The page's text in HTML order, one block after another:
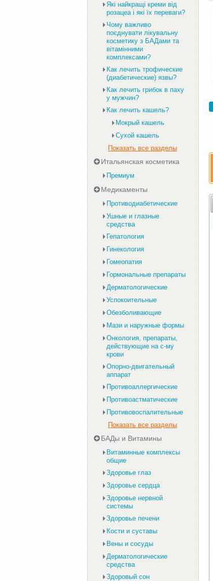
Які найкращі креми від
розацеа і які їх переваги?
Чому важливо
поєднувати лікувальну
косметику з БАДами та
вітамінними
комплексами?
Как лечить трофические
(диабетические) язвы?
Как лечить грибок в паху
у мужчин?
Как лечить кашель?
Мокрый кашель
Сухой кашель
Показать все разделы
Итальянская косметика
Премиум
Медикаменты
Противодиабетические
Ушные и глазные
средства
Гепатология
Гинекология
Гомеопатия
Гормональные препараты
Дерматологические
Успокоительные
Обезболивающие
Мази и наружные формы
Онкология, препараты,
действующие на с-му
крови
Опорно-двигательный
аппарат
Противоаллергические
Противоастматические
Противовоспалительные
Показать все разделы
БАДы и Витамины
Витаминные комплексы
общие
Здоровье глаз
Здоровье сердца
Здоровье нервной
системы
Здоровье печени
Кости и суставы
Вены и сосуды
Дерматологические
средства
Здоровый сон